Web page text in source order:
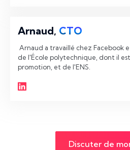
Arnaud, CTO
de l'École polytechnique, dont il
promotion, et de l'ENS.
Discuter de